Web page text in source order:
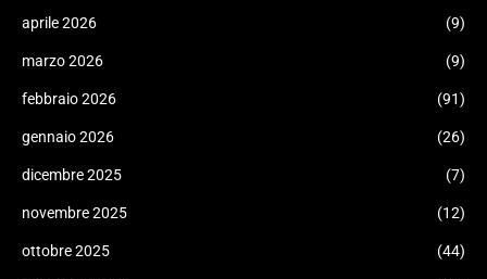
aprile 2026 (9)
marzo 2026 (9)
febbraio 2026 (91)
gennaio 2026 (26)
dicembre 2025 (7)
novembre 2025 (12)
ottobre 2025 (44)